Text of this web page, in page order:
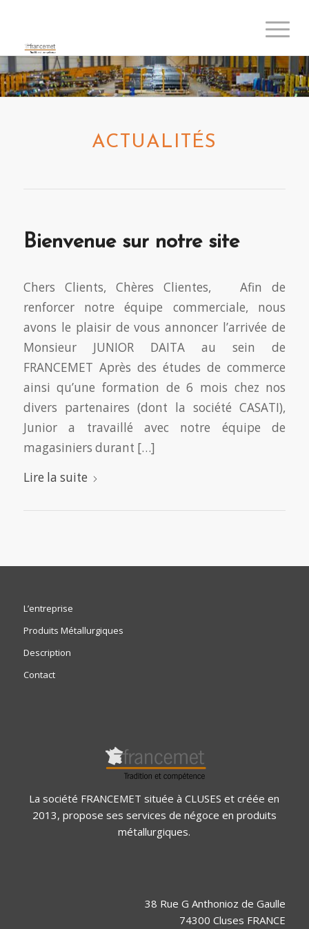
ACTUALITÉS
Bienvenue sur notre site
Chers Clients, Chères Clientes, Afin de
renforcer notre équipe commerciale, nous
avons le plaisir de vous annoncer l’arrivée de
Monsieur JUNIOR DAITA au sein de
FRANCEMET Après des études de commerce
ainsi qu’une formation de 6 mois chez nos
divers partenaires (dont la société CASATI),
Junior a travaillé avec notre équipe de
magasiniers durant […]
Lire la suite
L’entreprise
Produits Métallurgiques
Description
Contact
La société FRANCEMET située à CLUSES et créée en
2013, propose ses services de négoce en produits
métallurgiques.
38 Rue G Anthonioz de Gaulle
74300 Cluses FRANCE